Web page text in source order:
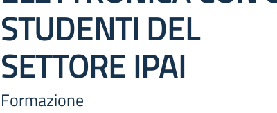
STUDENTI DEL
SETTORE IPAI
Formazione